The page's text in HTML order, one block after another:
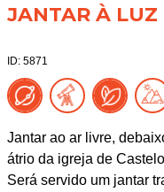
JANTAR À LUZ
ID: 5871
Jantar ao ar livre,
átrio da igreja de
Será servido um jantar